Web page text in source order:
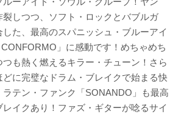
裂しつつ、ソフト・ロックとバブルガ
た、最高のスパニッシュ・ブルーアイ
」に感動です！めちゃめち
つも熱く燃えるキラー・チューン！さら
どに完璧なドラム・ブレイクで始まる快
テン・ファンク「SONANDO」も最高
イクあり！ファズ・ギターが唸るサイ